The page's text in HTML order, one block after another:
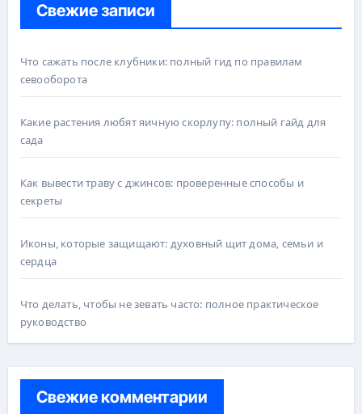
Свежие записи
Что сажать после клубники: полный гид по правилам
севооборота
Какие растения любят яичную скорлупу: полный гайд для
сада
Как вывести траву с джинсов: проверенные способы и
секреты
Иконы, которые защищают: духовный щит дома, семьи и
сердца
Что делать, чтобы не зевать часто: полное практическое
руководство
Свежие комментарии